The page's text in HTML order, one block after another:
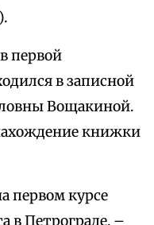
первой
в записной
Вощакиной.
книжки
первом курсе
в Петрограде, –